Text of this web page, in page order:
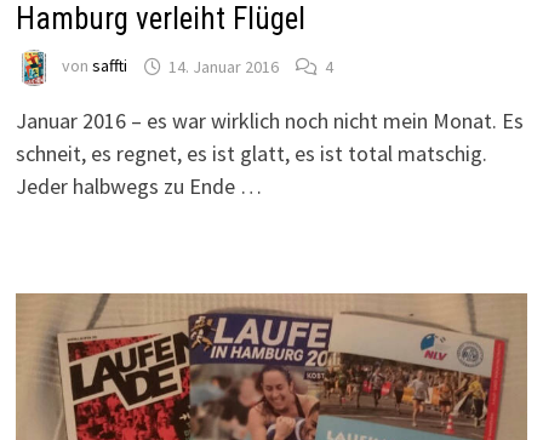
Hamburg verleiht Flügel
von saffti 14. Januar 2016 4
Januar 2016 – es war wirklich noch nicht mein Monat. Es
schneit, es regnet, es ist glatt, es ist total matschig.
Jeder halbwegs zu Ende …